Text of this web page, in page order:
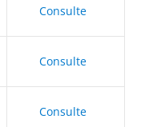
Consulte
Consulte
Consulte